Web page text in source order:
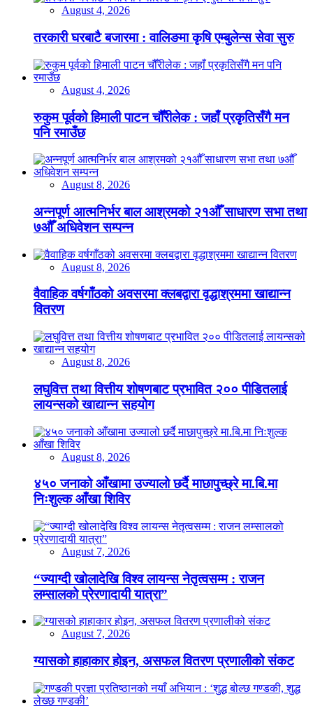
August 4, 2026
तरकारी घरबाटै बजारमा : वालिङमा कृषि एम्बुलेन्स सेवा सुरु
August 4, 2026
रुकुम पूर्वको हिमाली पाटन चौँरीलेक : जहाँ प्रकृतिसँगै मन
पनि रमाउँछ
August 8, 2026
अन्नपूर्ण आत्मनिर्भर बाल आश्रमको २१औँ साधारण सभा तथा
७औँ अधिवेशन सम्पन्न
August 8, 2026
वैवाहिक वर्षगाँठको अवसरमा क्लबद्वारा वृद्धाश्रममा खाद्यान्न
वितरण
August 8, 2026
लघुवित्त तथा वित्तीय शोषणबाट प्रभावित २०० पीडितलाई
लायन्सको खाद्यान्न सहयोग
August 8, 2026
४५० जनाको आँखामा उज्यालो छर्दै माछापुच्छ्रे मा.बि.मा
निःशुल्क आँखा शिविर
August 7, 2026
“ज्याग्दी खोलादेखि विश्व लायन्स नेतृत्वसम्म : राजन
लम्सालको प्रेरणादायी यात्रा”
August 7, 2026
ग्यासको हाहाकार होइन, असफल वितरण प्रणालीको संकट